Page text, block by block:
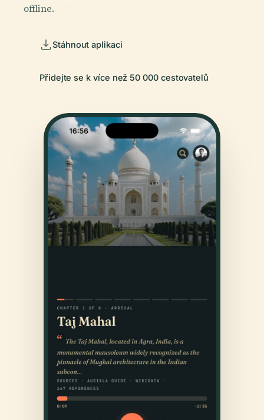
offline.
Stáhnout aplikaci
Přidejte se k více než 50 000 cestovatelů